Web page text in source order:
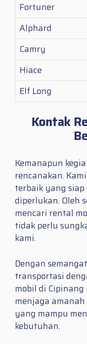
Fortuner
Alphard
Camry
Hiace
Elf Long
Kontak
Kemanapun
rencanakan.
terbaik yang
diperlukan. Oleh
mencari rental
tidak perlu
kami.
Dengan
transportasi
mobil di Cipinang
menjaga
yang mampu
kebutuhan.